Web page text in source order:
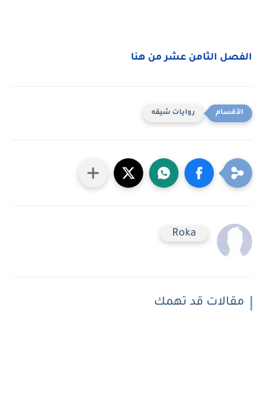
الفصل الثامن عشر من هنا
روايات شيقه
Roka
مقالات قد تهمك